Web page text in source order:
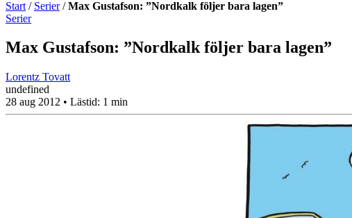
Start / Serier/Max Gustafson: ”Nordkalk följer bara lagen”
Serier
Max Gustafson: ”Nordkalk följer bara lagen”
Lorentz Tovatt
undefined
28 aug 2012 • Lästid: 1 min